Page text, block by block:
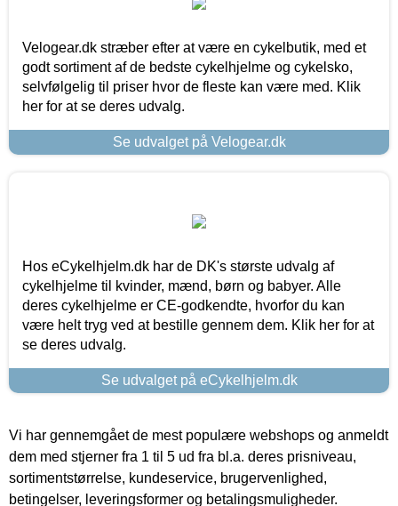
Velogear.dk stræber efter at være en cykelbutik, med et
godt sortiment af de bedste cykelhjelme og cykelsko,
selvfølgelig til priser hvor de fleste kan være med. Klik
her for at se deres udvalg.
Se udvalget på Velogear.dk
Hos eCykelhjelm.dk har de DK's største udvalg af
cykelhjelme til kvinder, mænd, børn og babyer. Alle
deres cykelhjelme er CE-godkendte, hvorfor du kan
være helt tryg ved at bestille gennem dem. Klik her for at
se deres udvalg.
Se udvalget på eCykelhjelm.dk
Vi har gennemgået de mest populære webshops og anmeldt
dem med stjerner fra 1 til 5 ud fra bl.a. deres prisniveau,
sortimentstørrelse, kundeservice, brugervenlighed,
betingelser, leveringsformer og betalingsmuligheder.